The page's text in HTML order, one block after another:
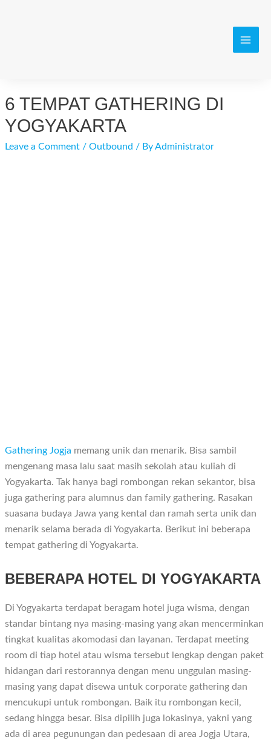
6 TEMPAT GATHERING DI
YOGYAKARTA
Leave a Comment /Outbound / ByAdministrator
Gathering Jogja memang unik dan menarik. Bisa sambil
mengenang masa lalu saat masih sekolah atau kuliah di
Yogyakarta. Tak hanya bagi rombongan rekan sekantor, bisa
juga gathering para alumnus dan family gathering. Rasakan
suasana budaya Jawa yang kental dan ramah serta unik dan
menarik selama berada di Yogyakarta. Berikut ini beberapa
tempat gathering di Yogyakarta.
BEBERAPA HOTEL DI YOGYAKARTA
Di Yogyakarta terdapat beragam hotel juga wisma, dengan
standar bintang nya masing-masing yang akan mencerminkan
tingkat kualitas akomodasi dan layanan. Terdapat meeting
room di tiap hotel atau wisma tersebut lengkap dengan paket
hidangan dari restorannya dengan menu unggulan masing-
masing yang dapat disewa untuk corporate gathering dan
mencukupi untuk rombongan. Baik itu rombongan kecil,
sedang hingga besar. Bisa dipilih juga lokasinya, yakni yang
ada di area pegunungan dan pedesaan di area Jogja Utara,